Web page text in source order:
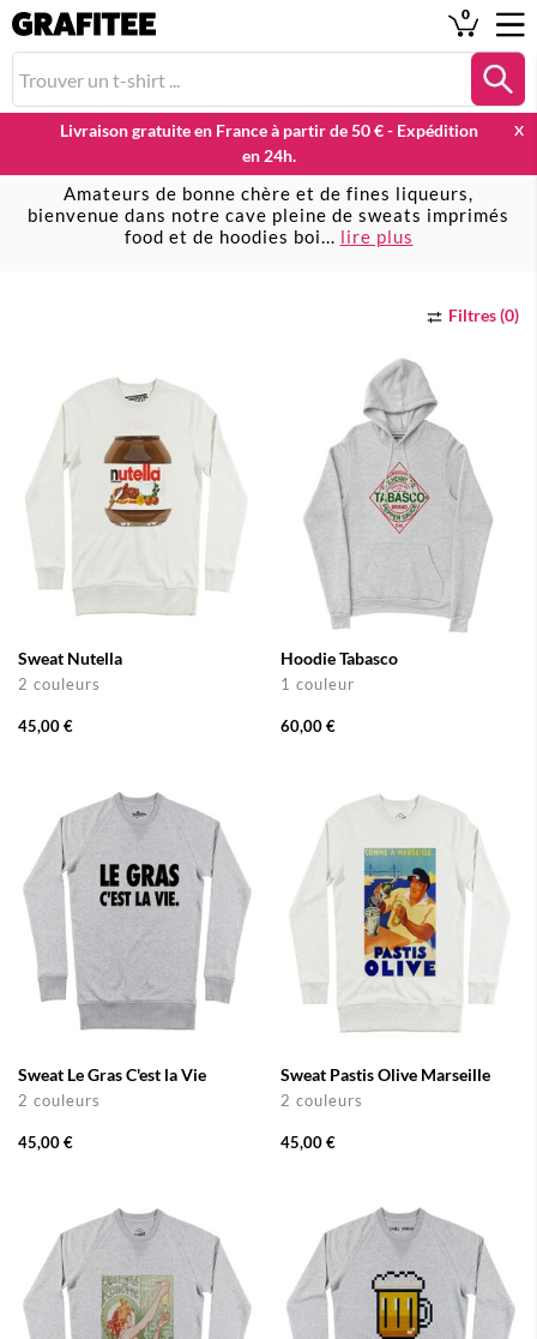
Livraison gratuite en France à partir de 50 € - Expédition
en 24h.
X
0
Sweats Food & Drinks
Amateurs de bonne chère et de fines liqueurs,
bienvenue dans notre cave pleine de sweats imprimés
food et de hoodies boi... lire plus
Filtres (0)
Sweat Nutella
2 couleurs
45,00 €
Hoodie Tabasco
1 couleur
60,00 €
Sweat Le Gras C'est la Vie
2 couleurs
45,00 €
Sweat Pastis Olive Marseille
2 couleurs
45,00 €